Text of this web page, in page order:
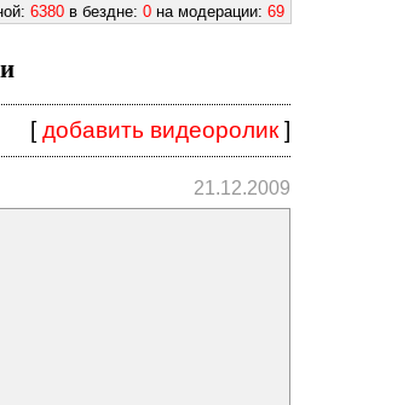
6380 в бездне: 0 на модерации: 69
[добавить видеоролик ]
21.12.2009